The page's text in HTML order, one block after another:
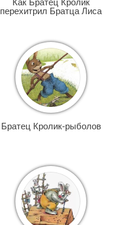
Как Братец Кролик
перехитрил Братца Лиса
Братец Кролик-рыболов